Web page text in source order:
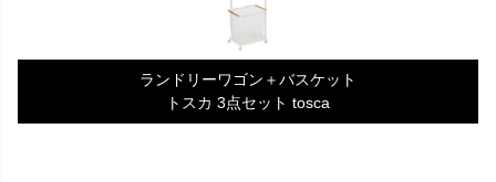
ランドリーワゴン＋バスケット
トスカ 3点セット tosca